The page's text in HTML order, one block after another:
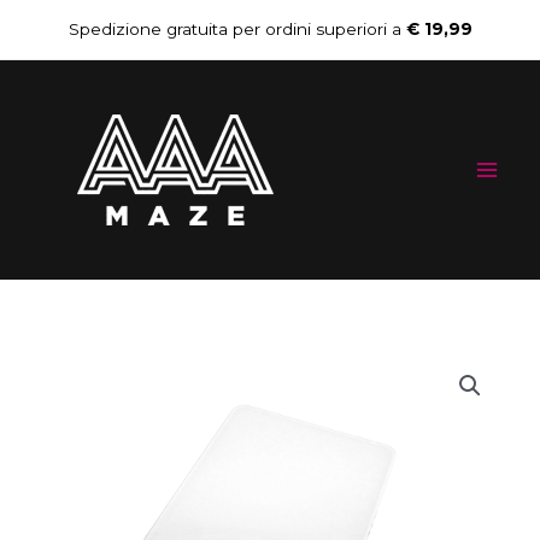
al
contenuto
Spedizione gratuita per ordini superiori a € 19,99
originaleattuale